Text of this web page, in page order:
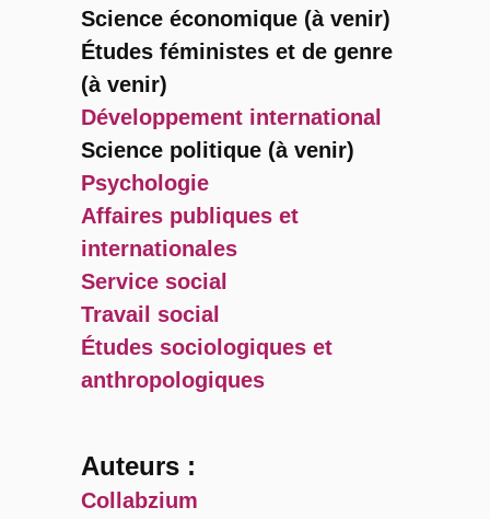
Science économique (à venir)
Études féministes et de genre
(à venir)
Développement international
Science politique (à venir)
Psychologie
Affaires publiques et
internationales
Service social
Travail social
Études sociologiques et
anthropologiques
Auteurs :
Collabzium